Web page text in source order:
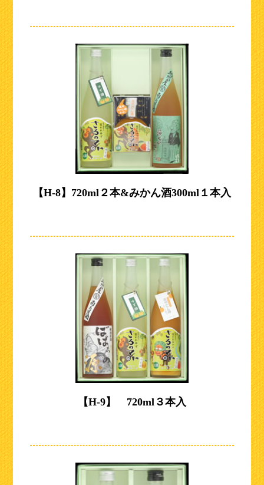
【H-8】720ml２本&みかん酒300ml１本入
【H-9】 720ml３本入